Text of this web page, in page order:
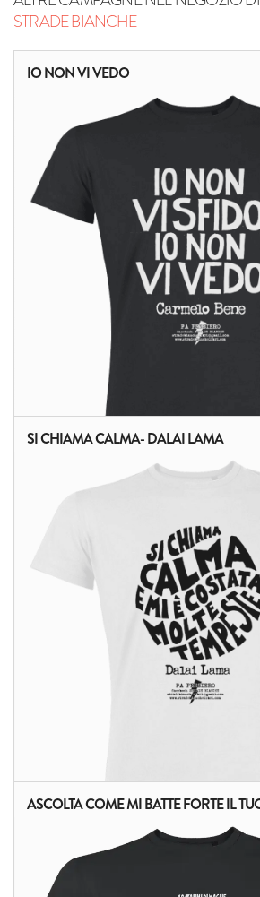
STRADE BIANCHE
IO NON VI VEDO
SI CHIAMA CALMA- DALAI LAMA
ALTRI PRODOTTI: